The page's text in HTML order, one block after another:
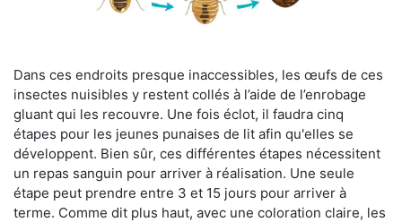
Dans ces endroits presque inaccessibles, les œufs de ces
insectes nuisibles y restent collés à l’aide de l’enrobage
gluant qui les recouvre. Une fois éclot, il faudra cinq
étapes pour les jeunes punaises de lit afin qu'elles se
développent. Bien sûr, ces différentes étapes nécessitent
un repas sanguin pour arriver à réalisation. Une seule
étape peut prendre entre 3 et 15 jours pour arriver à
terme. Comme dit plus haut, avec une coloration claire, les